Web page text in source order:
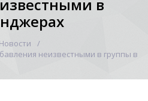
в
Новости
неизвестными в группы в